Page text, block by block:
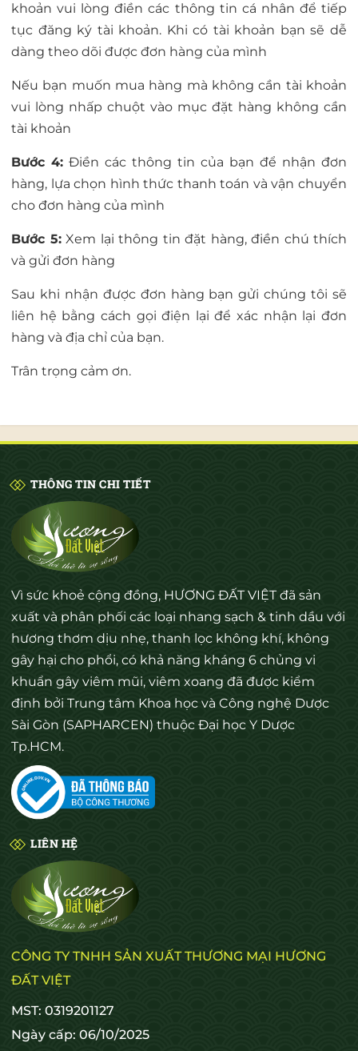
khoản vui lòng điền các thông tin cá nhân để tiếp
tục đăng ký tài khoản. Khi có tài khoản bạn sẽ dễ
dàng theo dõi được đơn hàng của mình
Nếu bạn muốn mua hàng mà không cần tài khoản
vui lòng nhấp chuột vào mục đặt hàng không cần
tài khoản
Bước 4: Điền các thông tin của bạn để nhận đơn
hàng, lựa chọn hình thức thanh toán và vận chuyển
cho đơn hàng của mình
Bước 5:Xem lại thông tin đặt hàng, điền chú thích
và gửi đơn hàng
Sau khi nhận được đơn hàng bạn gửi chúng tôi sẽ
liên hệ bằng cách gọi điện lại để xác nhận lại đơn
hàng và địa chỉ của bạn.
Trân trọng cảm ơn.
THÔNG TIN CHI TIẾT
Vì sức khoẻ cộng đồng, HƯƠNG ĐẤT VIỆT đã sản
xuất và phân phối các loại nhang sạch & tinh dầu với
hương thơm dịu nhẹ, thanh lọc không khí, không
gây hại cho phổi, có khả năng kháng 6 chủng vi
khuẩn gây viêm mũi, viêm xoang đã được kiểm
định bởi Trung tâm Khoa học và Công nghệ Dược
Sài Gòn (SAPHARCEN) thuộc Đại học Y Dược
Tp.HCM.
LIÊN HỆ
CÔNG TY TNHH SẢN XUẤT THƯƠNG MẠI HƯƠNG
ĐẤT VIỆT
MST: 0319201127
Ngày cấp: 06/10/2025